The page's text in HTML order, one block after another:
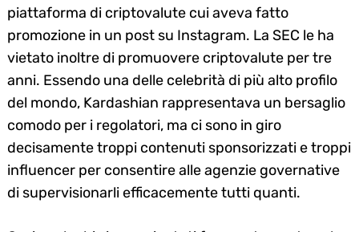
piattaforma di criptovalute cui aveva fatto
promozione in un post su Instagram. La SEC le ha
vietato inoltre di promuovere criptovalute per tre
anni. Essendo una delle celebrità di più alto profilo
del mondo, Kardashian rappresentava un bersaglio
comodo per i regolatori, ma ci sono in giro
decisamente troppi contenuti sponsorizzati e troppi
influencer per consentire alle agenzie governative
di supervisionarli efficacemente tutti quanti.